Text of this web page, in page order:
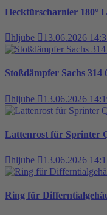
Hecktürscharnier 180°
hljube 13.06.2026
Stoßdämpfer Sachs 314
hljube 13.06.2026
Lattenrost für Sprinter
hljube 13.06.2026
Ring für